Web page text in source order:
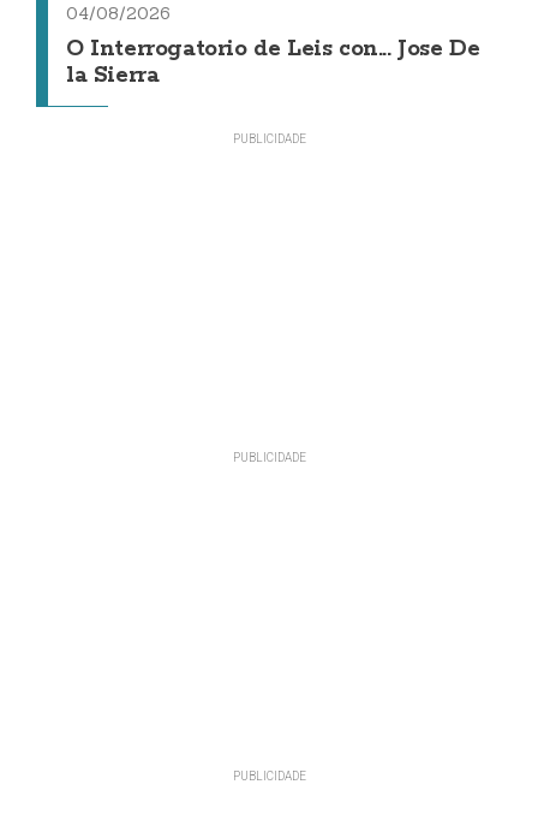
04/08/2026
O Interrogatorio de Leis con... Jose De
la Sierra